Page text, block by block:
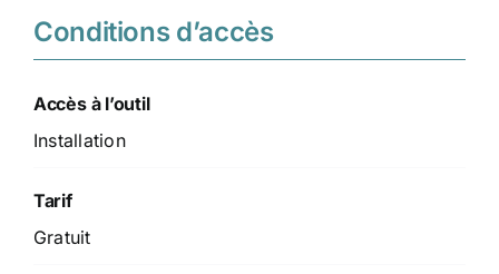
Conditions d’accès
Accès à l’outil
Installation
Tarif
Gratuit